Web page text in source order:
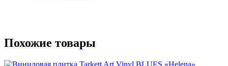
Похожие товары